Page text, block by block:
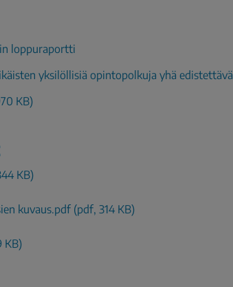
loppuraportti
yksilöllisiä opintopolkuja yhä edistettävä
KB)
KB)
kuvaus.pdf (pdf, 314 KB)
KB)